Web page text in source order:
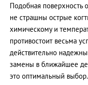
Подобная поверхность
не страшны острые
химическому и
противостоит весьма
действительно
замены в ближайшее
это оптимальный выбор.